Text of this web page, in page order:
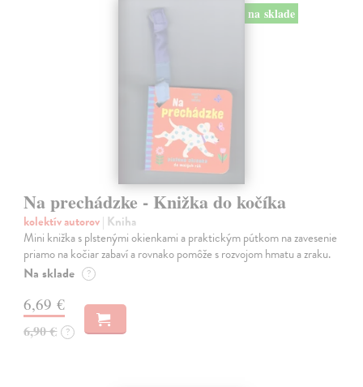
na sklade
Na prechádzke - Knižka do kočíka
kolektív autorov| Kniha
Mini knižka s plstenými okienkami a praktickým pútkom na zavesenie
priamo na kočiar zabaví a rovnako pomôže s rozvojom hmatu a zraku.
Na sklade ?
6,69 €
6,90 € ?